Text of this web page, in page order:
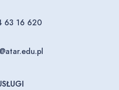
63 16 620